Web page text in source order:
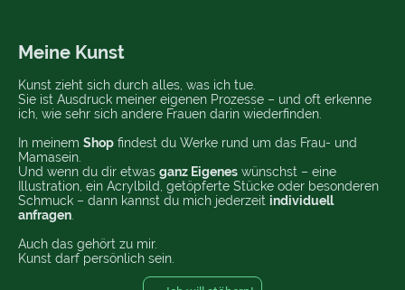
Meine Kunst
Kunst zieht sich durch alles, was ich tue.
Sie ist Ausdruck meiner eigenen Prozesse – und oft erkenne
ich, wie sehr sich andere Frauen darin wiederfinden.
In meinem Shop findest du Werke rund um das Frau- und
Mamasein.
Und wenn du dir etwas ganz Eigenes wünschst – eine
Illustration, ein Acrylbild, getöpferte Stücke oder besonderen
Schmuck – dann kannst du mich jederzeit individuell
anfragen
Auch das gehört zu mir.
Kunst darf persönlich sein.